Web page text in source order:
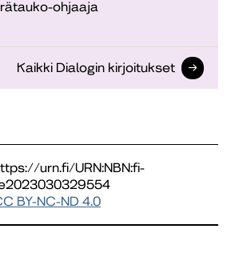
ohjaaja
Kaikki Dialogin kirjoitukset
urn.fi/URN:NBN:fi-
BY-NC-ND 4.0